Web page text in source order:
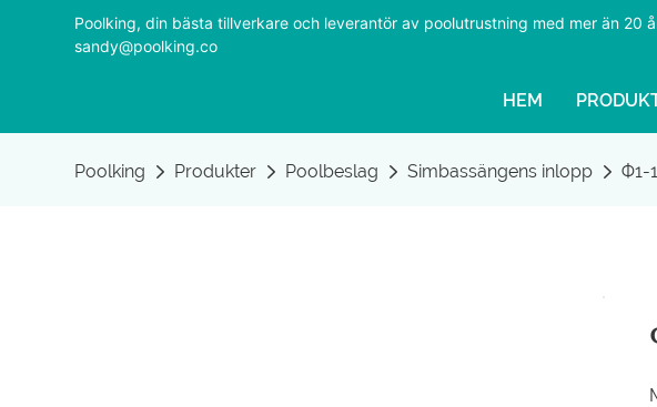
Poolking, din bästa tillverkare och leverantör av poolutrustning med mer än 20
sandy@poolking.co
HEM
Poolking Produkter Poolbeslag Simbassängens inlopp Ф1-